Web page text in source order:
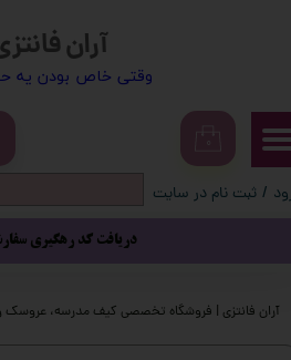
آران
​​وقتی خاص بودن یه
/ ثبت نام در سایت
سفارشات
خروج از حساب کاربری
دریافت کد رهگیری
آران فانتزی | فروشگاه تخصصی کیف مدرسه، عروسک و